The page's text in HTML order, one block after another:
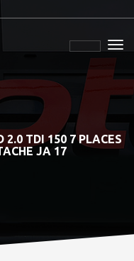
2.0 TDI 150 7 PLACES
JA 17